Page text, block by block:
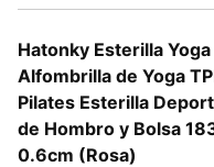
Hatonky Esterilla
Alfombrilla de Yoga
Pilates Esterilla
de Hombro y Bolsa
0.6cm (Rosa)